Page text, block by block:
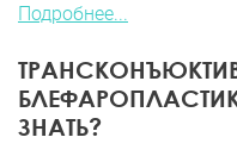
Подробнее...
ЗНАТЬ?